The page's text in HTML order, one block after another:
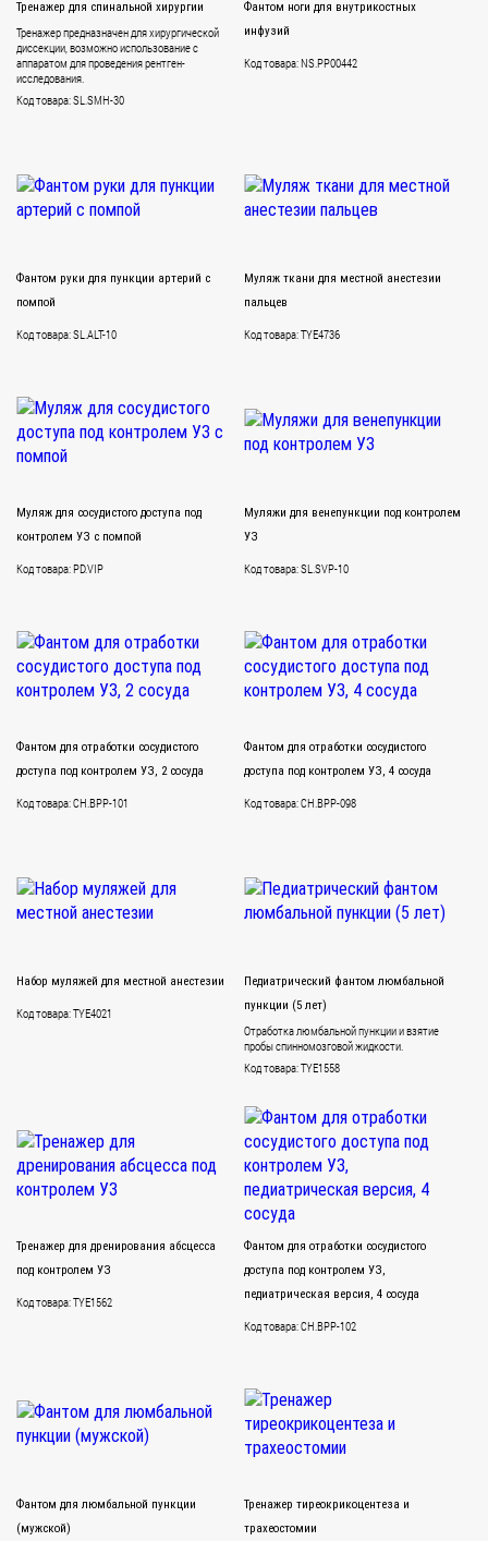
Тренажер для спинальной хирургии
Тренажер предназначен для хирургической
диссекции, возможно использование с
аппаратом для проведения рентген-
исследования.
Код товара: SL.SMH-30
Фантом ноги для внутрикостных
инфузий
Код товара: NS.PP00442
Фантом руки для пункции артерий с
помпой
Код товара: SL.ALT-10
Муляж ткани для местной анестезии
пальцев
Код товара: TYE4736
Муляж для сосудистого доступа под
контролем УЗ с помпой
Код товара: PD.VIP
Муляжи для венепункции под контролем
УЗ
Код товара: SL.SVP-10
Фантом для отработки сосудистого
доступа под контролем УЗ, 2 сосуда
Код товара: CH.BPP-101
Фантом для отработки сосудистого
доступа под контролем УЗ, 4 сосуда
Код товара: CH.BPP-098
Набор муляжей для местной анестезии
Код товара: TYE4021
Педиатрический фантом люмбальной
пункции (5 лет)
Отработка люмбальной пункции и взятие
пробы спинномозговой жидкости.
Код товара: TYE1558
Тренажер для дренирования абсцесса
под контролем УЗ
Код товара: TYE1562
Фантом для отработки сосудистого
доступа под контролем УЗ,
педиатрическая версия, 4 сосуда
Код товара: CH.BPP-102
Фантом для люмбальной пункции
(мужской)
Тренажер тиреокрикоцентеза и
трахеостомии